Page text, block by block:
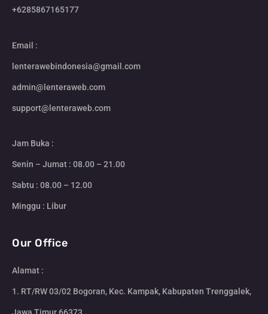
+6285867165177
Email :
lenterawebindonesia@gmail.com
admin@lenteraweb.com
support@lenteraweb.com
Jam Buka :
Senin – Jumat : 08.00 – 21.00
Sabtu : 08.00 – 12.00
Minggu : Libur
Our Office
Alamat :
1. RT/RW 03/02 Bogoran, Kec. Kampak, Kabupaten Trenggalek,
Jawa Timur 66373